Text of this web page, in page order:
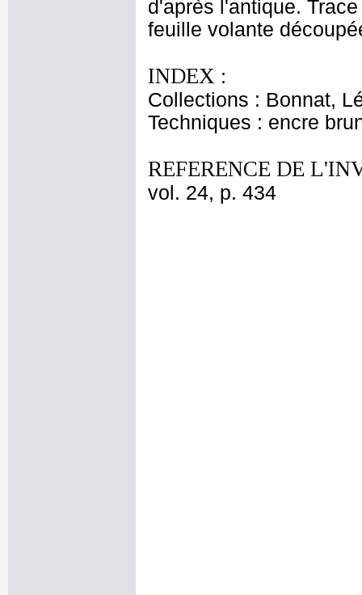
d'après l'antique.
feuille volante
INDEX :
Collections : Bonnat,
Techniques : encre
REFERENCE DE
vol. 24, p. 434